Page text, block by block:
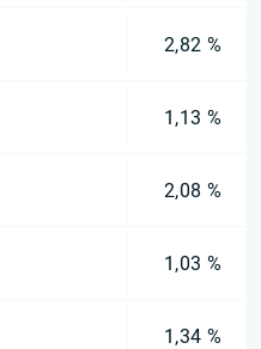
2,82 %
1,13 %
2,08 %
1,03 %
1,34 %